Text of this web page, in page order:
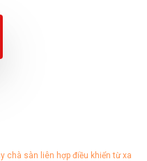
chà sàn liên hợp điều khiển từ xa